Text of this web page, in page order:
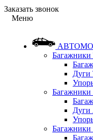
Заказать звонок
Меню
Багажники
Дуги
Багажники
Дуги